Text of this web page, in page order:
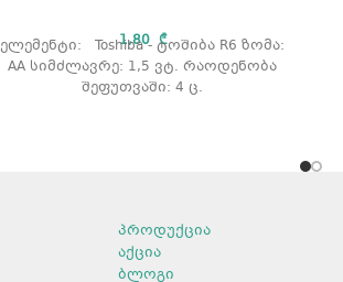
1,80₾
ელემენტი: Toshiba - ტოშიბა R6 ზომა:
AA სიმძლავრე: 1,5 ვტ. რაოდენობა
შეფუთვაში: 4 ც.
პროდუქცია
აქცია
ბლოგი